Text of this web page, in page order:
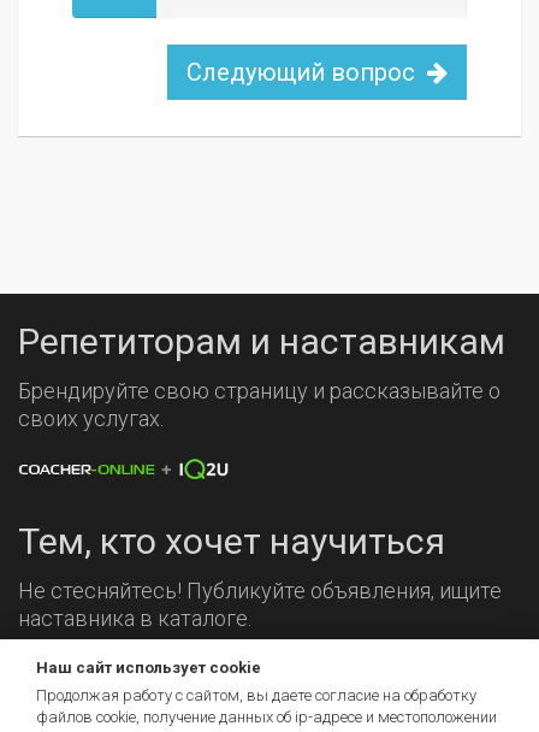
Следующий вопрос
Репетиторам и наставникам
Брендируйте свою страницу и рассказывайте о
своих услугах.
Тем, кто хочет научиться
Не стесняйтесь! Публикуйте объявления, ищите
наставника в каталоге.
Мы на связи!
Наш сайт использует cookie
Продолжая работу с сайтом, вы даете согласие на обработку
файлов cookie, получение данных об ip-адресе и местоположении